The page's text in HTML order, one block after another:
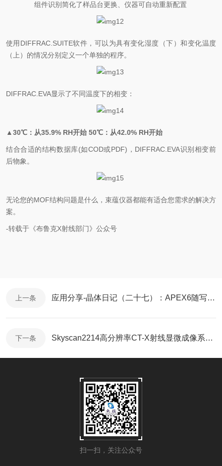
组件识别简化了样品台更换、仪器可自动重新配置
使用DIFFRAC.SUITE软件，可以为具有变化湿度（下）和变化温度
（上）的情况分别定义一个单独的程序。
DIFFRAC.EVA显示了不同温度下的相变：
▲30℃：从35.9% RH开始 50℃：从42.0% RH开始
结合合适的结构数据库(如COD或PDF)，DIFFRAC.EVA识别相变前
后物象。
无论您的MOF结构问题是什么，束蕴仪器都能有适合您需求的解决方
案。
-转载于《布鲁克X射线部门》公众号
上一条 应用分享-晶体日记（二十七）：APEX6随写-合成倒空间层面图
下一条 Skyscan2214高分辨率CT-X射线显微成像系统：纳米尺度，洞见微观世界
扫一扫，关注公众号